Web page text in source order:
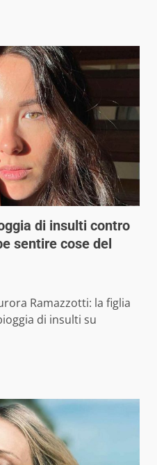
di insulti contro
sentire cose del
Ramazzotti: la figlia
di insulti su